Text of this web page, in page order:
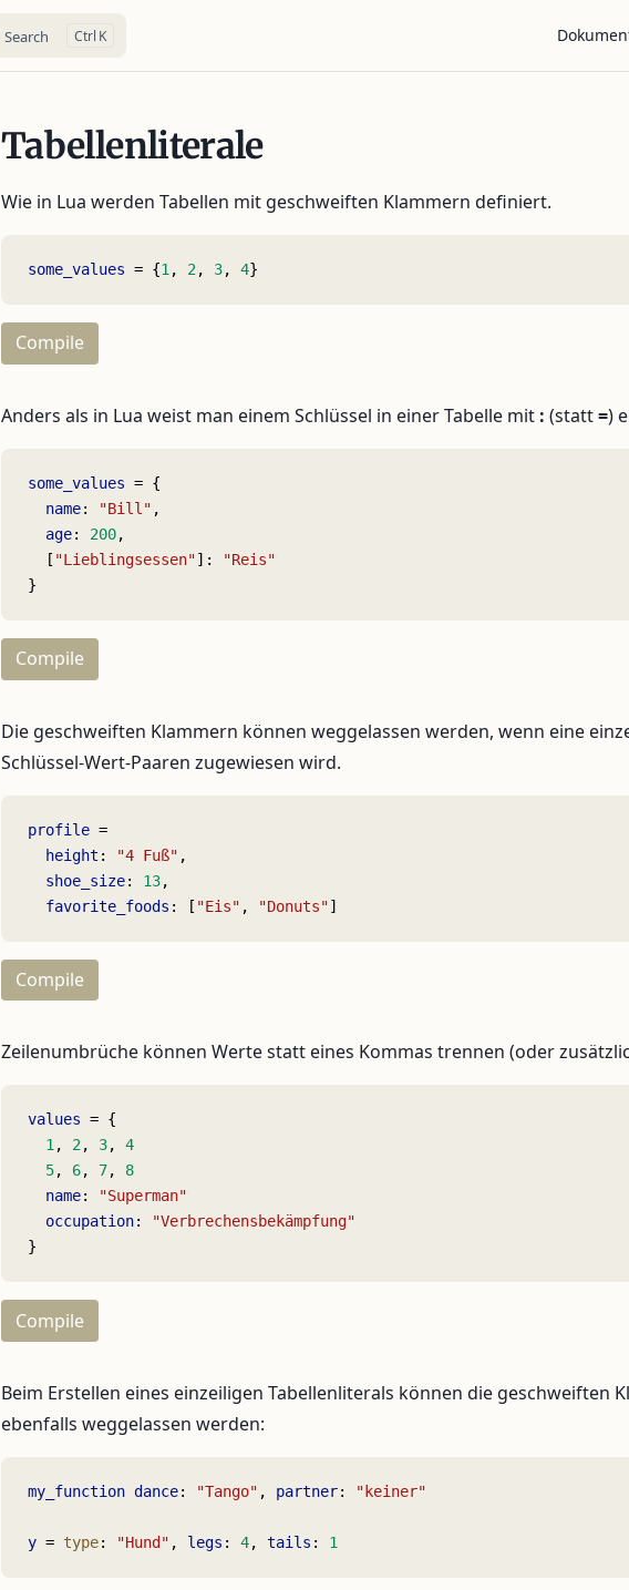
Search K
Tabellenliterale
Wie in Lua werden Tabellen mit geschweiften Klammern definiert.
some_values = {1 , 2, 3, 4}
Compile
Anders als in Lua weist man einem Schlüssel in einer Tabelle mit : (statt=)
some_values = {
  name
: "Bill" ,
  age
: 200,
  [
"Lieblingsessen"]:
"Reis"
}
Compile
Die geschweiften Klammern können weggelassen werden, wenn eine
Schlüssel-Wert-Paaren zugewiesen wird.
profile =
  height
: "4 Fuß" ,
  shoe_size
: 13,
  favorite_foods
: [ "Eis" , "Donuts"]
Compile
Zeilenumbrüche können Werte statt eines Kommas trennen (oder
values = {
  1
, 2, 3, 4
  5
, 6, 7, 8
  name
:
"Superman"
  occupation
:
"Verbrechensbekämpfung"
}
Compile
Beim Erstellen eines einzeiligen Tabellenliterals können die geschweiften
ebenfalls weggelassen werden:
my_function dance: "Tango" , partner: "keiner"
y = type: "Hund" , legs : 4, tails : 1